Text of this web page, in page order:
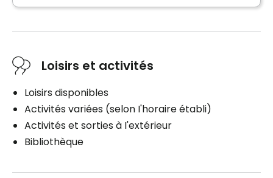
Planifier une visite
Services inclus à l'unité
Ligne téléphonique
Entretien literie / vêtements
Électricité / Chauffage
Accès Internet
Stationnement
Loisirs et activités
Loisirs disponibles
Activités variées (selon I'horaire établi)
Activités et sorties à I'extérieur
Bibliothèque